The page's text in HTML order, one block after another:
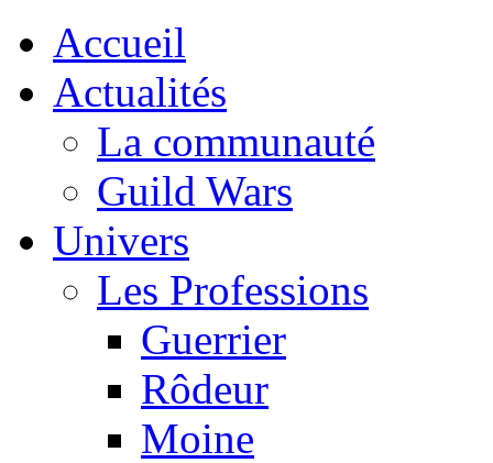
Accueil
Actualités
La communauté
Guild Wars
Univers
Les Professions
Guerrier
Rôdeur
Moine